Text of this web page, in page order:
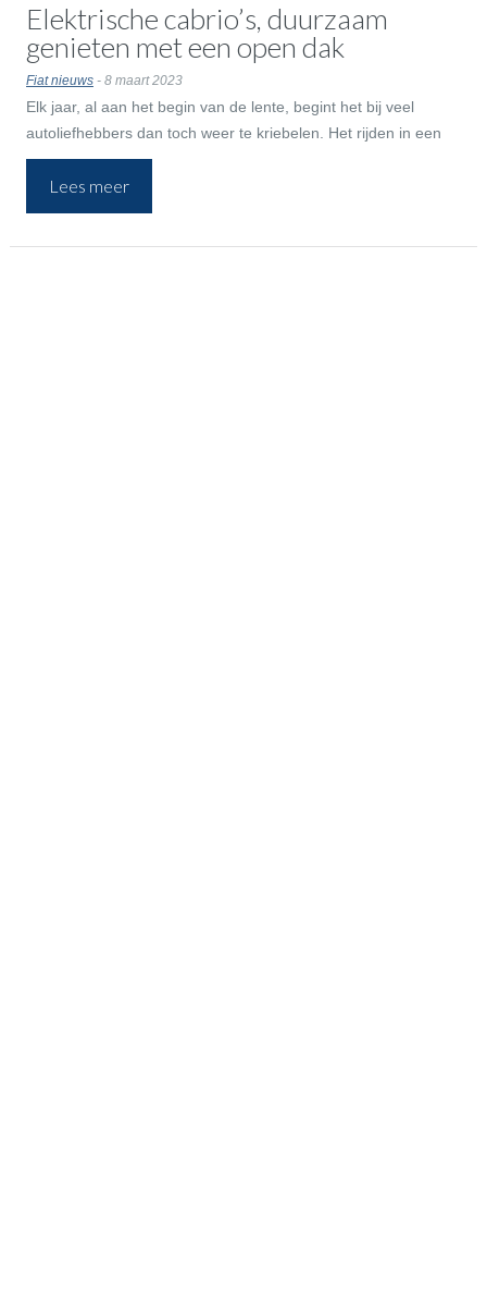
Elektrische cabrio’s, duurzaam
genieten met een open dak
Fiat nieuws- 8 maart 2023
Elk jaar, al aan het begin van de lente, begint het bij veel
autoliefhebbers dan toch weer te kriebelen. Het rijden in een
cabrio met het dak open. De heerlijk frisse voorjaarsgeur
opsnuiven terwijl de wind je haren lekker door de war wappert.
Voor een aantal mensen die dat gevoel ook willen ervaren een
Lees meer